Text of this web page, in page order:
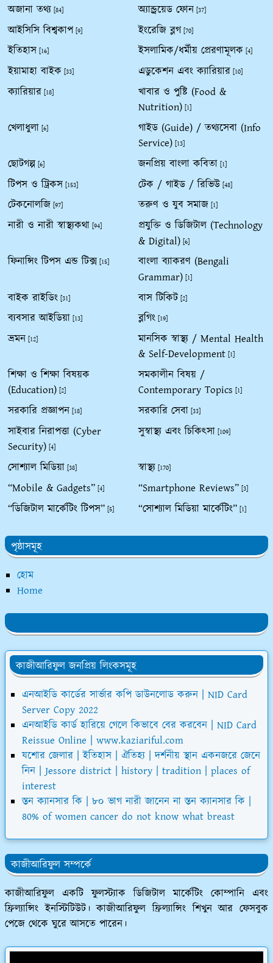
অজানা তথ্য [84] অ্যান্ড্রয়েড ফোন [37]
আইসিসি বিশ্বকাপ [9] ইংরেজি ব্লগ [70]
ইতিহাস [16] ইসলামিক/ধর্মীয় প্রেরণামূলক [4]
ইয়ামাহা বাইক [33] এডুকেশন এবং ক্যারিয়ার [10]
ক্যারিয়ার [18]
খাবার ও পুষ্টি (Food &
Nutrition) [1]
খেলাধুলা [6]
গাইড (Guide) / তথ্যসেবা (Info
Service) [13]
ছোটগল্প [6] জনপ্রিয় বাংলা কবিতা [1]
টিপস ও ট্রিকস [153] টেক / গাইড / রিভিউ [48]
টেকনোলজি [97] তরুণ ও যুব সমাজ [1]
নারী ও নারী স্বাস্থ্যকথা [94]
প্রযুক্তি ও ডিজিটাল (Technology
& Digital) [6]
ফিনান্সিং টিপস এন্ড টিক্স [15]
বাংলা ব্যাকরণ (Bengali
Grammar) [1]
বাইক রাইডিং [31] বাস টিকিট [2]
ব্যবসার আইডিয়া [13] ব্লগিং [19]
ভ্রমন [12]
মানসিক স্বাস্থ্য / Mental Health
& Self-Development [1]
শিক্ষা ও শিক্ষা বিষয়ক
(Education) [2]
সমকালীন বিষয় /
Contemporary Topics [1]
সরকারি প্রজ্ঞাপন [18] সরকারি সেবা [33]
সাইবার নিরাপত্তা (Cyber
Security) [4]
সুস্বাস্থ্য এবং চিকিৎসা [109]
সোশ্যাল মিডিয়া [38] স্বাস্থ্য [170]
“Mobile & Gadgets” [4] “Smartphone Reviews” [3]
“ডিজিটাল মার্কেটিং টিপস” [5] “সোশ্যাল মিডিয়া মার্কেটিং” [1]
পৃষ্ঠাসমূহ
হোম
Home
কাজীআরিফুল জনপ্রিয় লিংকসমূহ
এনআইডি কার্ডের সার্ভার কপি ডাউনলোড করুন | NID Card
Server Copy 2022
এনআইডি কার্ড হারিয়ে গেলে কিভাবে বের করবেন | NID Card
Reissue Online | www.kaziariful.com
যশোর জেলার | ইতিহাস | ঐতিহ্য | দর্শনীয় স্থান একনজরে জেনে
নিন | Jessore district | history | tradition | places of
interest
স্তন ক্যানসার কি | ৮০ ভাগ নারী জানেন না স্তন ক্যানসার কি |
80% of women cancer do not know what breast
কাজীআরিফুল সম্পর্কে
কাজীআরিফুল একটি ফুলস্ট্যাক ডিজিটাল মার্কেটিং কোম্পানি এবং
ফ্রিল্যান্সিং ইনস্টিটিউট। কাজীআরিফুল ফ্রিল্যান্সিং শিখুন আর ফেসবুক
পেজে থেকে ঘুরে আসতে পারেন।